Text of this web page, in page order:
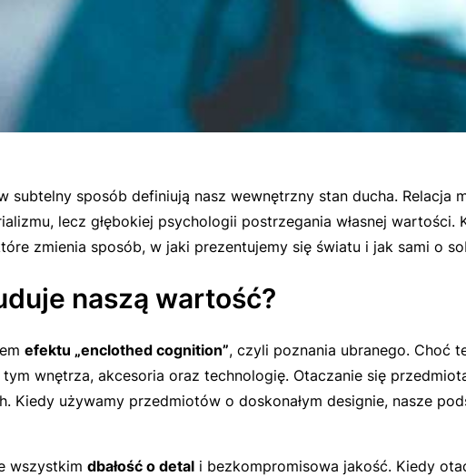
sposób definiują nasz wewnętrzny stan ducha. Relacja
lecz głębokiej psychologii postrzegania własnej wartości.
zmienia sposób, w jaki prezentujemy się światu i jak sami o
naszą wartość?
efektu „enclothed cognition”, czyli poznania ubranego. Choć
wnętrza, akcesoria oraz technologię. Otaczanie się
Kiedy używamy przedmiotów o doskonałym designie, nasze
wszystkim dbałość o detal i bezkompromisowa jakość. Kiedy